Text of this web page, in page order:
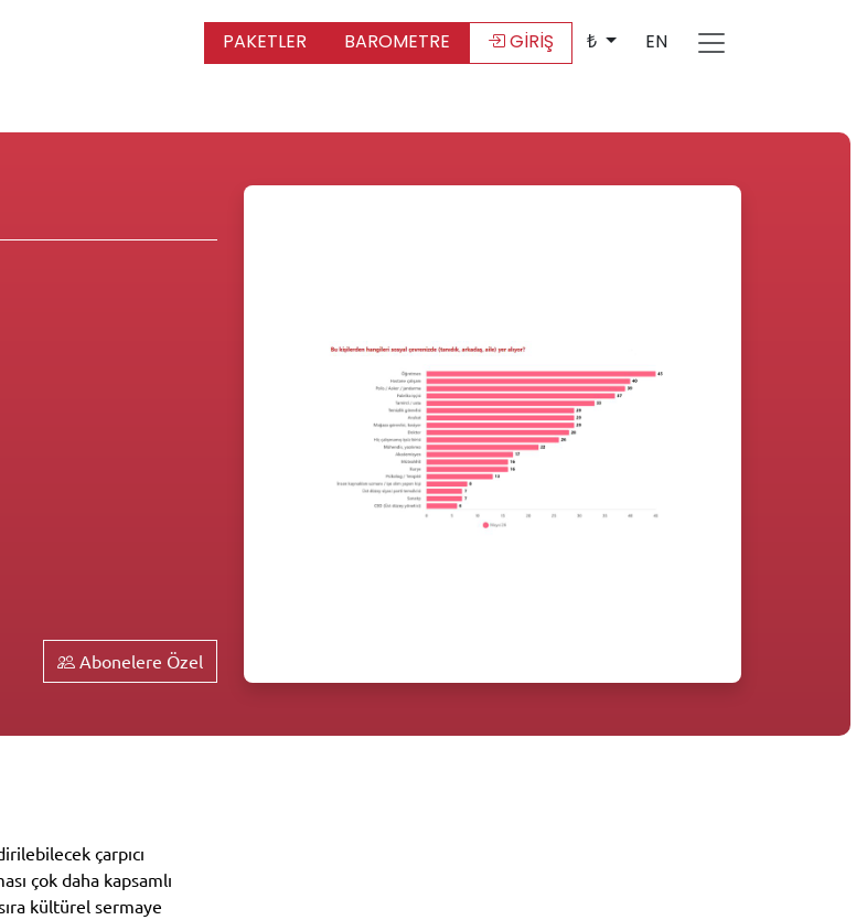
PAKETLER BAROMETRE GİRİŞ ₺ EN
Abonelere Özel
çarpıcı
çok daha kapsamlı
kültürel sermaye